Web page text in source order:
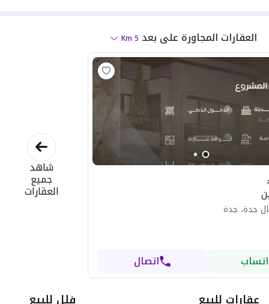
العقارات المجاورة على بعد 5
Km
جدة، جدة
اتصال
شاهد
جميع
العقارات
عقارات للبيع فلل للبيع